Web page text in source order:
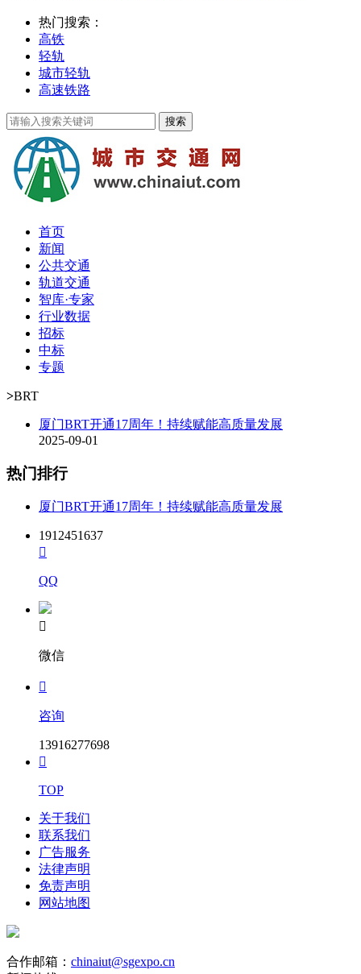
热门搜索：
高铁
轻轨
城市轻轨
高速铁路
首页
新闻
公共交通
轨道交通
智库·专家
行业数据
招标
中标
专题
>BRT
厦门BRT开通17周年！持续赋能高质量发展
2025-09-01
热门排行
厦门BRT开通17周年！持续赋能高质量发展
1912451637

QQ

微信

咨询
13916277698

TOP
关于我们
联系我们
广告服务
法律声明
免责声明
网站地图
合作邮箱： chinaiut@sgexpo.cn